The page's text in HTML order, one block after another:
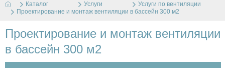
Каталог Услуги
Услуги по вентиляции
Проектирование и монтаж вентиляции в бассейн 300 м2
Проектирование и монтаж вентиляции
в бассейн 300 м2